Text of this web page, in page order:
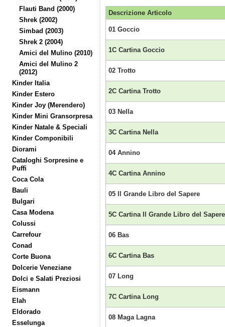
Flauti Band (2000)
Shrek (2002)
Simbad (2003)
Shrek 2 (2004)
Amici del Mulino (2010)
Amici del Mulino 2
(2012)
Kinder Italia
Kinder Estero
Kinder Joy (Merendero)
Kinder Mini Gransorpresa
Kinder Natale & Speciali
Kinder Componibili
Diorami
Cataloghi Sorpresine e
Puffi
Coca Cola
Bauli
Bulgari
Casa Modena
Colussi
Carrefour
Conad
Corte Buona
Dolcerie Veneziane
Dolci e Salati Preziosi
Eismann
Elah
Eldorado
Esselunga
Descrizione Articolo
01 Goccio
1C Cartina Goccio
02 Trotto
2C Cartina Trotto
03 Nella
3C Cartina Nella
04 Annino
4C Cartina Annino
05 Il Grande Libro del Sapere
5C Cartina Il Grande Libro del Sapere
06 Bas
6C Cartina Bas
07 Long
7C Cartina Long
08 Maga Lagna